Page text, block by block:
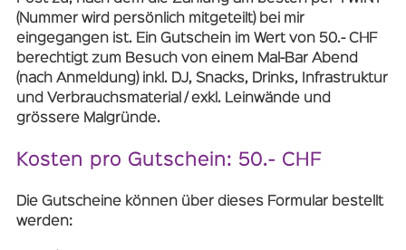
(Nummer wird persönlich mitgeteilt) bei mir
eingegangen ist. Ein Gutschein im Wert von 50.- CHF
berechtigt zum Besuch von einem Mal-Bar Abend
(nach Anmeldung) inkl. DJ, Snacks, Drinks, Infrastruktur
und Verbrauchsmaterial / exkl. Leinwände und
grössere Malgründe.
Kosten pro Gutschein: 50.- CHF
Die Gutscheine können über dieses Formular bestellt
werden: